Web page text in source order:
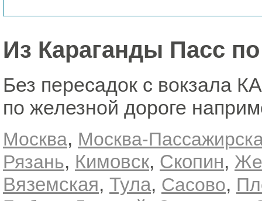
Из Караганды Пасс
Без пересадок с вокзала
по железной дороге
Москва, Москва-
Рязань, Кимовск, Скопин,
Вяземская, Тула, Сасово,